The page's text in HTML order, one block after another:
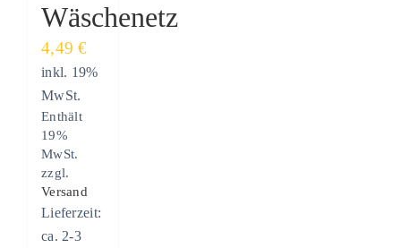
Produkte
Wäschenetz
4,49€
inkl. 19%
MwSt.
Enthält
19%
MwSt.
zzgl.
Versand
Lieferzeit:
ca. 2-3